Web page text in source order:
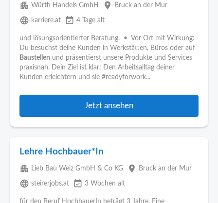
apartment Würth Handels GmbH place Bruck an der Mur
language karriere.at event_available 4 Tage alt
und lösungsorientierter Beratung. • Vor Ort mit Wirkung:
Du besuchst deine Kunden in Werkstätten, Büros oder auf
Baustellen und präsentierst unsere Produkte und Services
praxisnah. Dein Ziel ist klar: Den Arbeitsalltag deiner
Kunden erleichtern und sie #readyforwork...
Jetzt ansehen
Lehre Hochbauer*In
apartment Lieb Bau Weiz GmbH & Co KG place Bruck an der Mur
language steirerjobs.at event_available 3 Wochen alt
für den Beruf HochbauerIn beträgt 3 Jahre. Eine